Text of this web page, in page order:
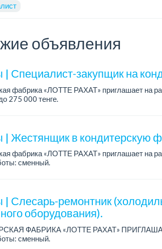
объявления
Специалист-закупщик на
фабрика «ЛОТТЕ РАХАТ» приглашает на
275 000 тенге.
Жестянщик в кондитерскую
фабрика «ЛОТТЕ РАХАТ» приглашает на
сменный.
Слесарь-ремонтник
оборудования).
ФАБРИКА «ЛОТТЕ РАХАТ»
сменный.